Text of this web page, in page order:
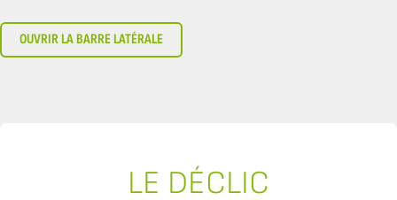
OUVRIR LA BARRE LATÉRALE
LE DÉCLIC